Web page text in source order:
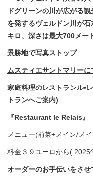
ドグリーンの川が広がる
を発するヴェルドン川が
キロ、深さは最大700メー
景勝地で写真ストップ
ムスティエサントマリー
家庭料理のレストランル•
トランへご案内)
『Restaurant le Relais』
メニュー(前菜+メイン/メ
料金３９ユーロから( 2025
オーダーのお手伝いをさせ